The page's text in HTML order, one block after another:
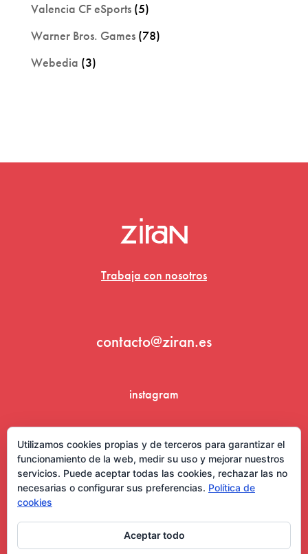
Valencia CF eSports(5)
Warner Bros. Games(78)
Webedia (3)
Trabaja con nosotros
contacto@ziran.es
instagram
Utilizamos cookies propias y de terceros para garantizar el
funcionamiento de la web, medir su uso y mejorar nuestros
servicios. Puede aceptar todas las cookies, rechazar las no
necesarias o configurar sus preferencias. Política de
cookies
Aceptar todo